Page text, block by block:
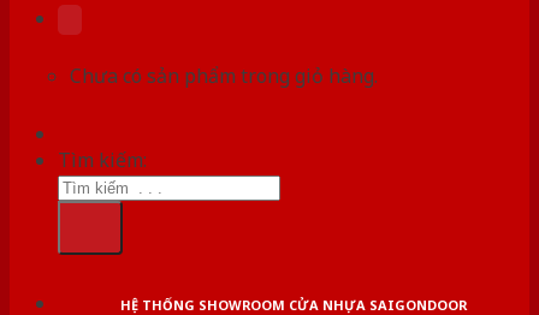
Chưa có sản phẩm trong giỏ hàng.
Tìm kiếm:
HỆ THỐNG SHOWROOM CỬA NHỰA SAIGONDOOR